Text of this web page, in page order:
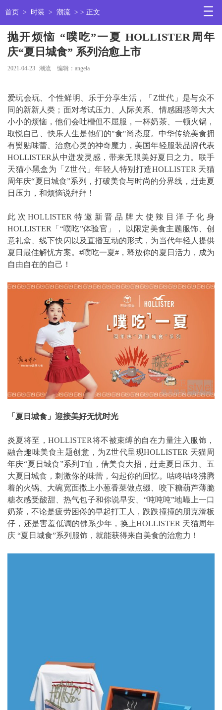
首页 > 时装 > 潮流 > > 正文
抛开烦恼 “噗吃”一夏 HOLLISTER周年
庆“夏日城食” 系列治愈上市
2021-04-23 潮流 编辑：angela
爱玩会玩、个性鲜明、乐于分享生活，「Z世代」是与众不
同的新新人类；面对考试压力、人际关系、情感困惑等大大
小小的烦恼，他们会吐槽但不屈服，一杯奶茶、一顿火锅，
取悦自己、快乐人生是他们的"食"尚态度。中华传统美食拥
有熨贴味蕾、治愈心灵的神奇魔力，美国年轻服装品牌代表
HOLLISTER从中迸发灵感，带来无限美好夏日之力。联手
天猫小黑盒为「Z世代」年轻人特别打造HOLLISTER 天猫
周年庆“夏日城食”系列，打破美食与时尚的分界线，赶走夏
日压力，和烦恼说拜拜！
此次HOLLISTER特邀新晋品牌大使辣目洋子化身
HOLLISTER「“噗吃”体验官」， 以限定美食主题服饰、创
意礼盒、线下快闪以及直播互动的形式，为当代年轻人提供
夏日最佳解忧方案。#噗吃一夏#，释放你的夏日活力，成为
自由自在的自己！
「夏日城食」迎接美好无忧时光
炎夏将至，HOLLISTER将不被束缚的自在力量注入服饰，
融合趣味美食主题创意，为Z世代呈现HOLLISTER 天猫周
年庆“夏日城食”系列T恤，借美食大招，赶走夏日压力。五
大夏日城食，刺激你的味蕾，勾起你的回忆。咕咚咕咚沸腾
着的火锅、大碗宽面撒上小葱香菜做点缀、咬下糖葫芦薄脆
糖衣感受酸甜、热气包子和你说早安、“吨吨吨”地嘬上一口
奶茶，不论是疲劳困倦的早起打工人，跌跌撞撞的朋克滑板
仔，还是害羞低调的佛系少年，换上HOLLISTER 天猫周年
庆 “夏日城食”系列服饰，就能获得来自美食的治愈力！